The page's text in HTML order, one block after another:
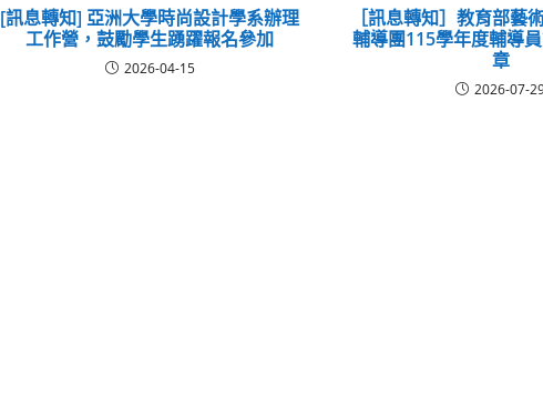
[訊息轉知] 亞洲大學時尚設計學系辦理
工作營，鼓勵學生踴躍報名參加
2026-04-15
［訊息轉知］教育部藝
輔導團115學年度輔導
章
2026-07-